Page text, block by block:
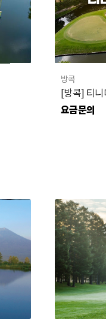
방콕
요금문의